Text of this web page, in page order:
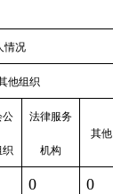
情况
他组织
公
织
法律服务
机构
其他
0 0